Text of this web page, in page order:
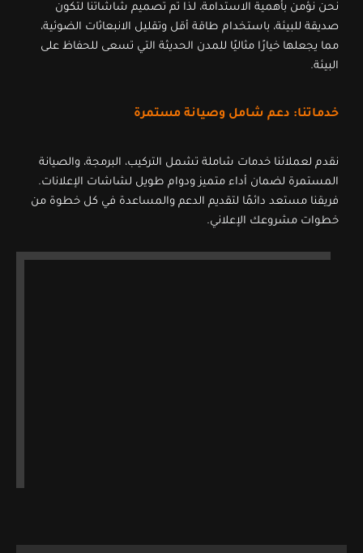
نحن نؤمن بأهمية الاستدامة، لذا تم تصميم شاشاتنا لتكون
صديقة للبيئة، باستخدام طاقة أقل وتقليل الانبعاثات الضوئية،
مما يجعلها خيارًا مثاليًا للمدن الحديثة التي تسعى للحفاظ على
البيئة.
خدماتنا: دعم شامل وصيانة مستمرة
نقدم لعملائنا خدمات شاملة تشمل التركيب، البرمجة، والصيانة
المستمرة لضمان أداء متميز ودوام طويل لشاشات الإعلانات.
فريقنا مستعد دائمًا لتقديم الدعم والمساعدة في كل خطوة من
خطوات مشروعك الإعلاني.